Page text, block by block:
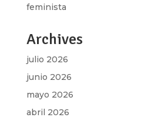
feminista
Archives
julio 2026
junio 2026
mayo 2026
abril 2026